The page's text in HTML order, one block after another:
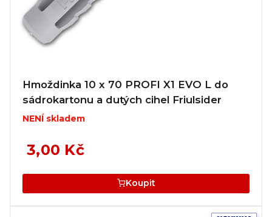
Hmoždinka 10 x 70 PROFI X1 EVO L do
sádrokartonu a dutých cihel Friulsider
NENÍ skladem
3,00 Kč
Koupit